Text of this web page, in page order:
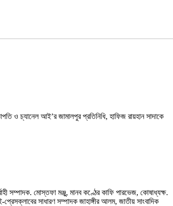
ও চ্যানেল আই’র জামালপুর প্রতিনিধি, হাফিজ রায়হান সাদাকে
সম্পাদক. মোস্তফা মঞ্জু, মানব কণ্ঠের কাফি পারভেজ, কোষাধ্যক্ষ.
সাধারণ সম্পাদক জাহাঙ্গীর আলম, জাতীয় সাংবাদিক